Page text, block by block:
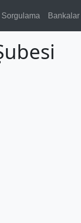
Sorgulama Bankalar